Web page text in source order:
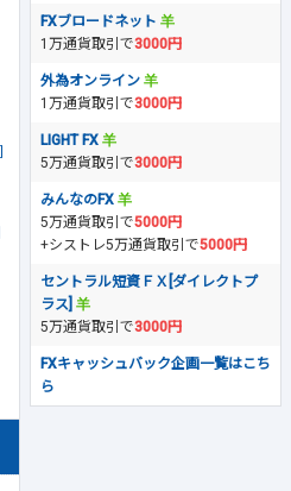
FXブロードネット
1万通貨取引で3000円
外為オンライン
1万通貨取引で3000円
LIGHT FX
5万通貨取引で3000円
みんなのFX
5万通貨取引で5000円
+シストレ5万通貨取引で5000円
セントラル短資ＦＸ[ダイレクトプ
ラス]
5万通貨取引で3000円
FXキャッシュバック企画一覧はこち
ら